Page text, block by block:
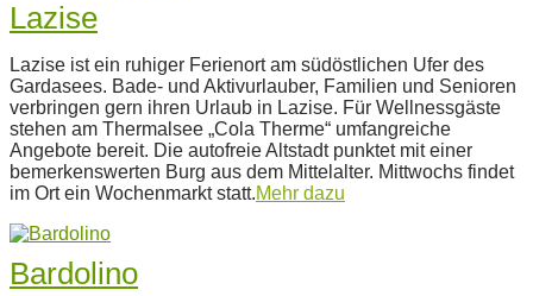
Lazise
07-
28
Lazise ist ein ruhiger Ferienort am südöstlichen Ufer des
Gardasees. Bade- und Aktivurlauber, Familien und Senioren
verbringen gern ihren Urlaub in Lazise. Für Wellnessgäste
stehen am Thermalsee „Cola Therme“ umfangreiche
Angebote bereit. Die autofreie Altstadt punktet mit einer
bemerkenswerten Burg aus dem Mittelalter. Mittwochs findet
im Ort ein Wochenmarkt statt.Mehr dazu
Bardolino